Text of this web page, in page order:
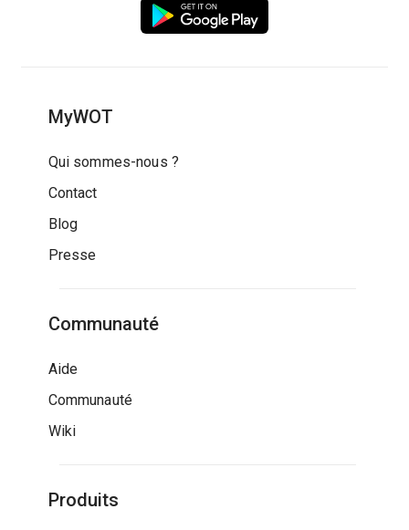
MyWOT
Qui sommes-nous ?
Contact
Blog
Presse
Communauté
Aide
Communauté
Wiki
Produits